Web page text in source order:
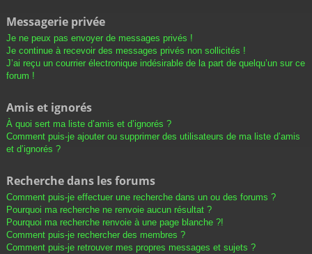
Messagerie privée
Je ne peux pas envoyer de messages privés !
Je continue à recevoir des messages privés non sollicités !
J’ai reçu un courrier électronique indésirable de la part de quelqu’un sur ce
forum !
Amis et ignorés
À quoi sert ma liste d’amis et d’ignorés ?
Comment puis-je ajouter ou supprimer des utilisateurs de ma liste d’amis
et d’ignorés ?
Recherche dans les forums
Comment puis-je effectuer une recherche dans un ou des forums ?
Pourquoi ma recherche ne renvoie aucun résultat ?
Pourquoi ma recherche renvoie à une page blanche ?!
Comment puis-je rechercher des membres ?
Comment puis-je retrouver mes propres messages et sujets ?